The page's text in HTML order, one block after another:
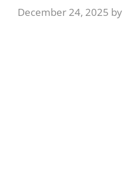
December 24, 2025 by